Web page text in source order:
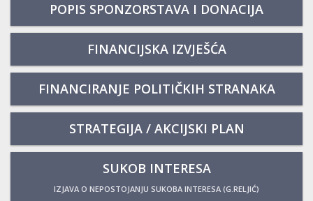
POPIS SPONZORSTAVA I DONACIJA
FINANCIJSKA IZVJEŠĆA
FINANCIRANJE POLITIČKIH STRANAKA
STRATEGIJA / AKCIJSKI PLAN
SUKOB INTERESA
IZJAVA O NEPOSTOJANJU SUKOBA INTERESA (G.RELJIĆ)